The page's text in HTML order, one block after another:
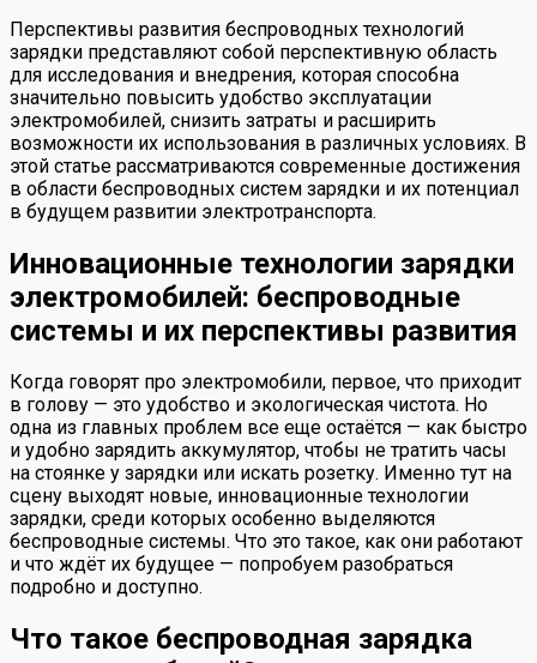
Перспективы развития беспроводных технологий
зарядки представляют собой перспективную область
для исследования и внедрения, которая способна
значительно повысить удобство эксплуатации
электромобилей, снизить затраты и расширить
возможности их использования в различных условиях. В
этой статье рассматриваются современные достижения
в области беспроводных систем зарядки и их потенциал
в будущем развитии электротранспорта.
Инновационные технологии зарядки
электромобилей: беспроводные
системы и их перспективы развития
Когда говорят про электромобили, первое, что приходит
в голову — это удобство и экологическая чистота. Но
одна из главных проблем все еще остаётся — как быстро
и удобно зарядить аккумулятор, чтобы не тратить часы
на стоянке у зарядки или искать розетку. Именно тут на
сцену выходят новые, инновационные технологии
зарядки, среди которых особенно выделяются
беспроводные системы. Что это такое, как они работают
и что ждёт их будущее — попробуем разобраться
подробно и доступно.
Что такое беспроводная зарядка